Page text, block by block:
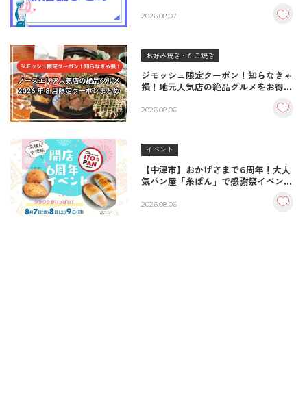
2026.08.07
お好み焼き・たこ焼き
ジモッシュ限定クーポン！知らなきゃ
損！地元人気店の絶品グルメをお得に
2026.08.06
イベント
【中津市】おかげさまで6周年！大人
気パン屋「糸ぱん」で感謝祭イベント
♪（8/7〜8/9）
2026.08.06